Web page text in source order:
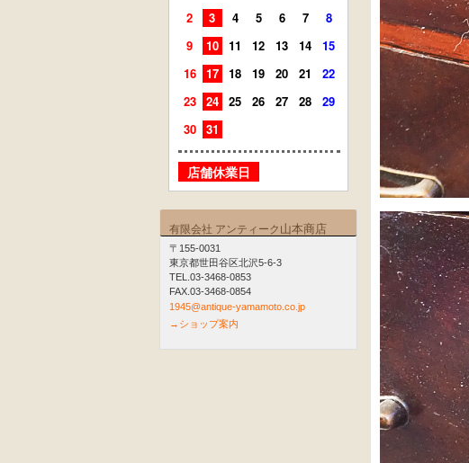
2
3 4 5 6 7
8
9
10 11 12 13 14
15
16
17 18 19 20 21
22
23
24 25 26 27 28
29
30
31
店舗休業日
7 8 9 10
14 15 16 17
21 22 23 24
30
店舗休業日
有限会社 アンティーク 山本商店
〒155-0031
東京都世田谷区北沢5-6-3
TEL.03-3468-0853
FAX.03-3468-0854
1945@antique-yamamoto.co.jp
→ショップ案内